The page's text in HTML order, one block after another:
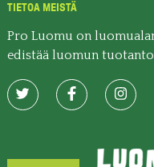
TIETOA MEISTÄ
Pro Luomu on
edistää luomun